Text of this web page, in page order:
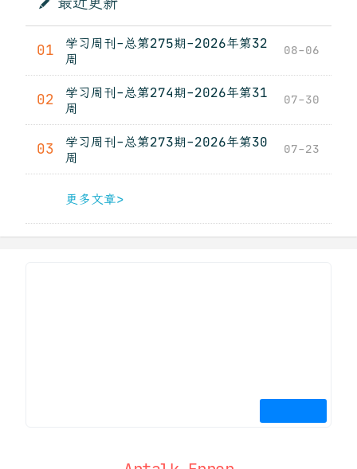
01
学习周刊-总第275期-2026年第32
周
08-06
02
学习周刊-总第274期-2026年第31
周
07-30
03
学习周刊-总第273期-2026年第30
周
07-23
更多文章>